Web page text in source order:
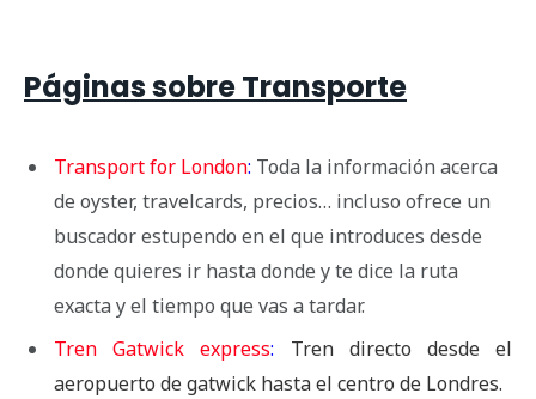
Páginas sobre Transporte
Transport for London: Toda la información acerca
de oyster, travelcards, precios… incluso ofrece un
buscador estupendo en el que introduces desde
donde quieres ir hasta donde y te dice la ruta
exacta y el tiempo que vas a tardar.
Tren Gatwick express: Tren directo desde el
aeropuerto de gatwick hasta el centro de Londres.